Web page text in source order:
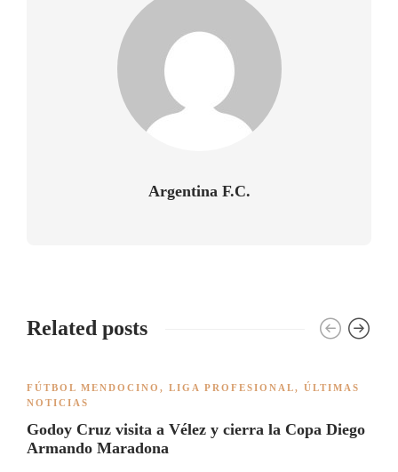
Argentina F.C.
Related posts
FÚTBOL MENDOCINO , LIGA PROFESIONAL, ÚLTIMAS
NOTICIAS
Godoy Cruz visita a Vélez y cierra la Copa Diego
Armando Maradona